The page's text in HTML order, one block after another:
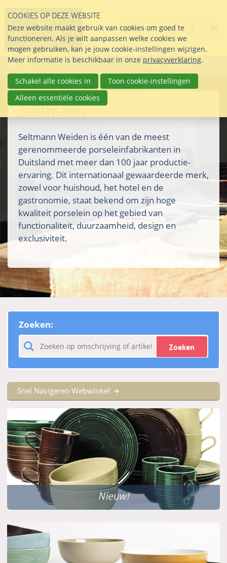
links
over
Direct
naar
inhoud
Direct
naar
het
info@seltmann-
Stel uw vraag
085 76 07 000
Search
Menu
Seltmann
Seltmann Weiden is één van de meest
gerenommeerde porseleinfabrikanten in
Duitsland met meer dan 100 jaar productie-
ervaring. Dit internationaal gewaardeerde merk,
zowel voor huishoud, het hotel en de
gastronomie, staat bekend om zijn hoge
kwaliteit porselein op het gebied van
functionaliteit, duurzaamheid, design en
exclusiviteit.
Zoeken:
Zoeken
Snel Navigeren Webwinkel
Nieuw!
COOKIES OP DEZE WEBSITE
Deze website maakt gebruik van cookies om goed te
functioneren. Als je wilt aanpassen welke cookies we
mogen gebruiken, kan je jouw cookie-instellingen wijzigen.
Meer informatie is beschikbaar in onze privacyverklaring.
Schakel alle cookies in
Toon cookie-instellingen
Alleen essentiële cookies